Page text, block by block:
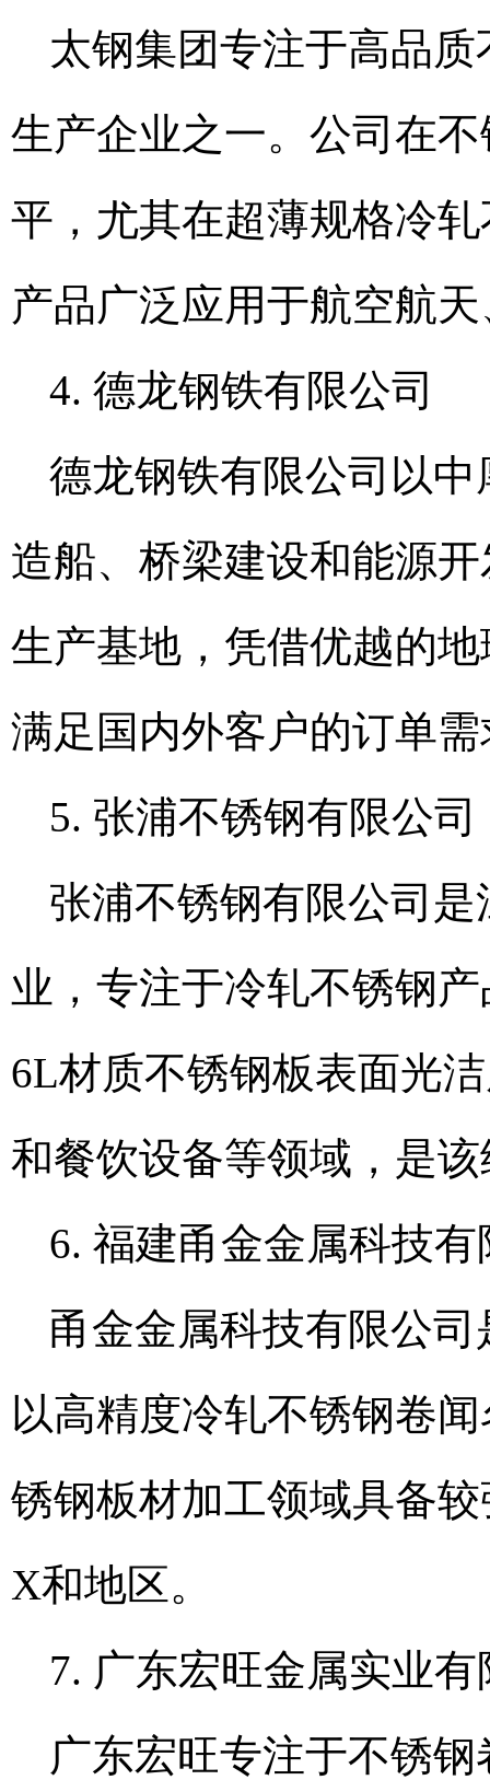
太钢集团专注于高品
生产企业之一。公司在
平，尤其在超薄规格冷
产品广泛应用于航空航
4. 德龙钢铁有限公司
德龙钢铁有限公司以
造船、桥梁建设和能源
生产基地，凭借优越的
满足国内外客户的订单
5. 张浦不锈钢有限公司
张浦不锈钢有限公司
业，专注于冷轧不锈钢
6L材质不锈钢板表面光
和餐饮设备等领域，是
6. 福建甬金金属科技有
甬金金属科技有限公
以高精度冷轧不锈钢卷
锈钢板材加工领域具备
X和地区。
7. 广东宏旺金属实业有
广东宏旺专注于不锈